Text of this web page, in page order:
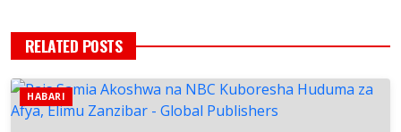
RELATED POSTS
HABARI